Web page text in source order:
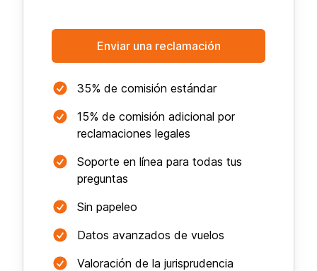
Enviar una reclamación
35% de comisión estándar
15% de comisión adicional por
reclamaciones legales
Soporte en línea para todas tus
preguntas
Sin papeleo
Datos avanzados de vuelos
Valoración de la jurisprudencia